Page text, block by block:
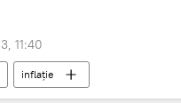
11:40
inflație